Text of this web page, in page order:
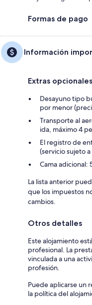
Formas de pago
Información
Extras opcionales
Desayuno tipo
por menor
Transporte al
ida, máximo 4
El registro de
(servicio sujeto
Cama adicional:
La lista anterior
que los impuestos
cambios.
Otros detalles
Este alojamiento
profesional. La
vinculada a una
profesión.
Puede aplicarse un
la política del